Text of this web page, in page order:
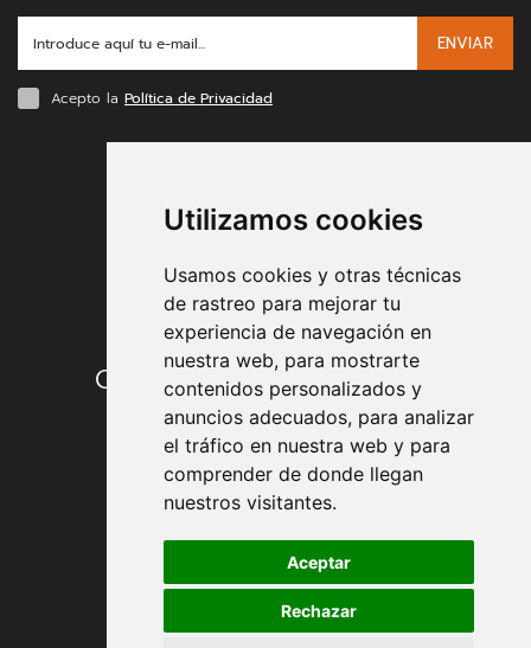
Utilizamos cookies
Usamos cookies y otras técnicas
de rastreo para mejorar tu
experiencia de navegación en
nuestra web, para mostrarte
contenidos personalizados y
anuncios adecuados, para analizar
el tráfico en nuestra web y para
comprender de donde llegan
nuestros visitantes.
Aceptar
Rechazar
ENVIAR
Acepto la Política de Privacidad
Condiciones de contratación
Envío y entrega
Devoluciones
Formas de pago
Política de Privacidad